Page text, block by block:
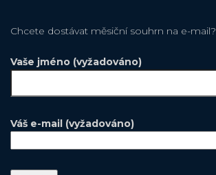
Chcete dostávat měsiční souhrn na e-mail?
Vaše jméno (vyžadováno)
Váš e-mail (vyžadováno)